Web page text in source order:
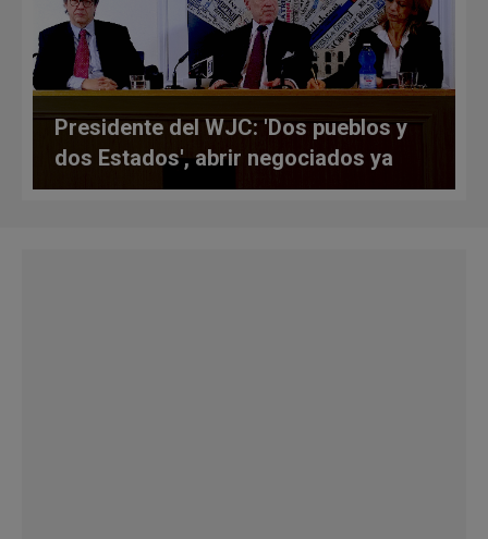
Presidente del WJC: 'Dos pueblos y
dos Estados', abrir negociados ya